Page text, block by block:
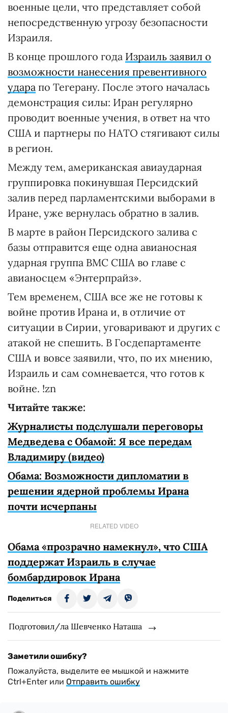
военные цели, что представляет собой
непосредственную угрозу безопасности
Израиля.
В конце прошлого года Израиль заявил о
возможности нанесения превентивного
удара по Тегерану. После этого началась
демонстрация силы: Иран регулярно
проводит военные учения, в ответ на что
США и партнеры по НАТО стягивают силы
в регион.
Между тем, американская авиаударная
группировка покинувшая Персидский
залив перед парламентскими выборами в
Иране, уже вернулась обратно в залив.
В марте в район Персидского залива с
базы отправится еще одна авианосная
ударная группа ВМС США во главе с
авианосцем «Энтерпрайз».
Тем временем, США все же не готовы к
войне против Ирана и, в отличие от
ситуации в Сирии, уговаривают и других с
атакой не спешить. В Госдепартаменте
США и вовсе заявили, что, по их мнению,
Израиль и сам сомневается, что готов к
войне. !zn
Читайте также:
Журналисты подслушали переговоры
Медведева с Обамой: Я все передам
Владимиру (видео)
Обама: Возможности дипломатии в
решении ядерной проблемы Ирана
почти исчерпаны
RELATED VIDEO
Обама «прозрачно намекнул», что США
поддержат Израиль в случае
бомбардировок Ирана
Поделиться
Подготовил/ла Шевченко Наташа
Заметили ошибку?
Пожалуйста, выделите ее мышкой и нажмите
Ctrl+Enter или Отправить ошибку